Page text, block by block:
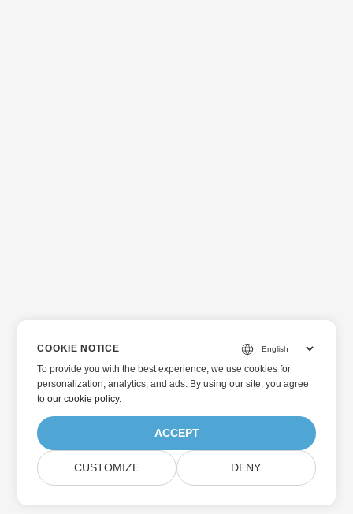
COOKIE NOTICE
To provide you with the best experience, we use cookies for
personalization, analytics, and ads. By using our site, you agree
toour cookie policy.
ACCEPT
CUSTOMIZE DENY